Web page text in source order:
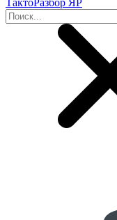
ТактоРазбор ЯР